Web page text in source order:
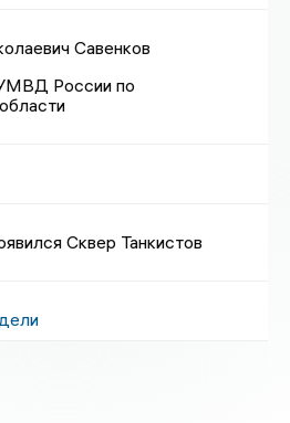
Савенков
России по
Сквер Танкистов